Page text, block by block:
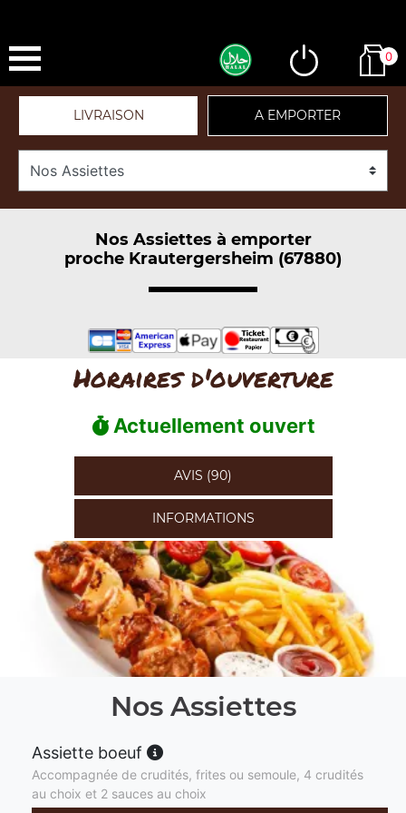
0
LIVRAISON A EMPORTER
Nos Assiettes à emporter
proche Krautergersheim (67880)
Horaires d'ouverture
Actuellement ouvert
AVIS (90)
INFORMATIONS
Nos Assiettes
Assiette boeuf
Accompagnée de crudités, frites ou semoule, 4 crudités
au choix et 2 sauces au choix